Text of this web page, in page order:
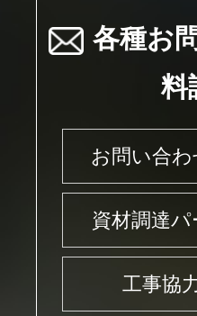
各種お
料
お問い合
資材調達
工事協